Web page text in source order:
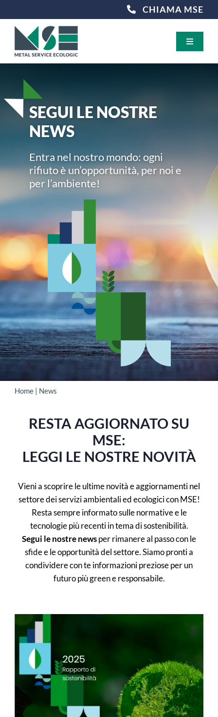
al
contenuto
CHIAMA MSE
Toggle
I NOSTRI SERVIZI
CERTIFICAZIONI
SEGUI LE NOSTRE
NEWS
Entra nel nostro mondo: ogni
rifiuto è un’opportunità, per noi e
per l’ambiente!
Home| News
RESTA AGGIORNATO SU
MSE:
LEGGI LE NOSTRE NOVITÀ
Vieni a scoprire le ultime novità e aggiornamenti nel
settore dei servizi ambientali ed ecologici con MSE!
Resta sempre informato sulle normative e le
tecnologie più recenti in tema di sostenibilità.
Segui le nostre newsper rimanere al passo con le
sfide e le opportunità del settore. Siamo pronti a
condividere con te informazioni preziose per un
futuro più green e responsabile.